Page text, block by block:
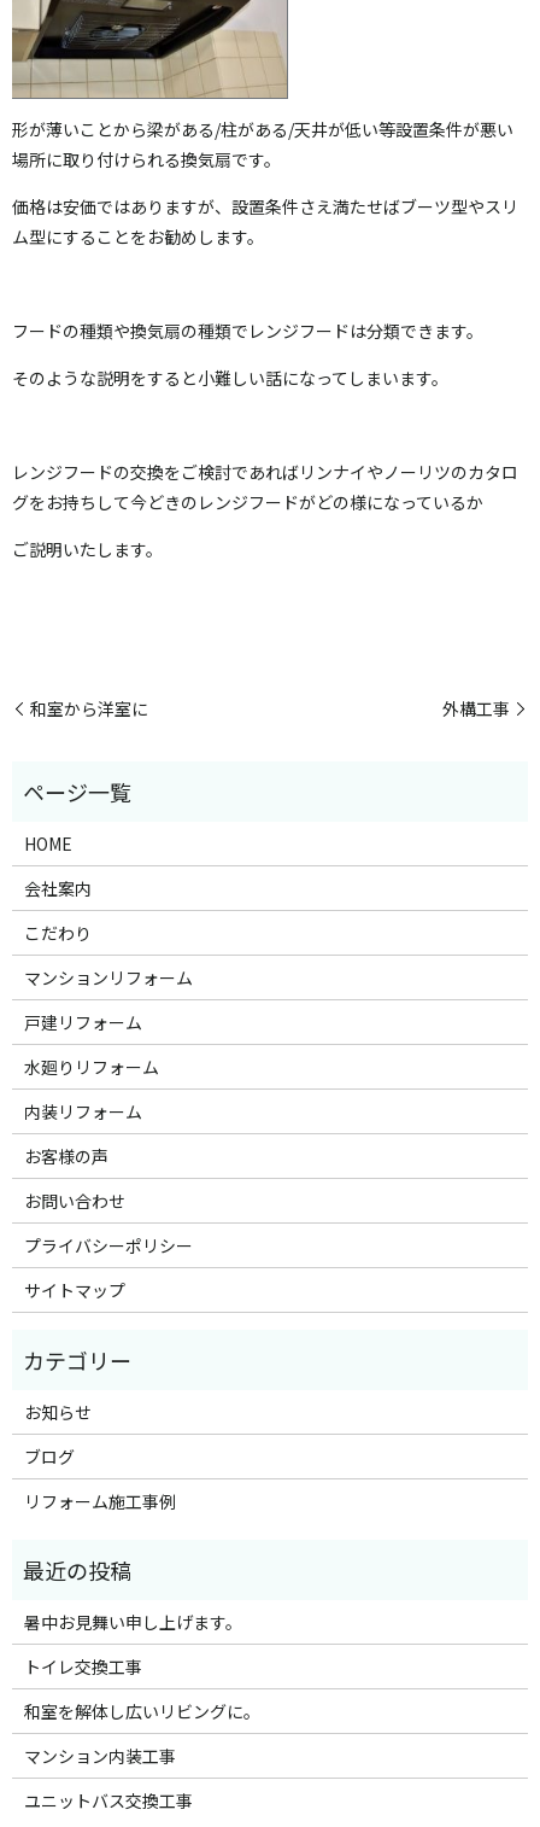
形が薄いことから梁がある/柱がある/天井が低い等設置条件が悪い
場所に取り付けられる換気扇です。
価格は安価ではありますが、設置条件さえ満たせばブーツ型やスリ
ム型にすることをお勧めします。
フードの種類や換気扇の種類でレンジフードは分類できます。
そのような説明をすると小難しい話になってしまいます。
レンジフードの交換をご検討であればリンナイやノーリツのカタロ
グをお持ちして今どきのレンジフードがどの様になっているか
ご説明いたします。
和室から洋室に 外構工事
HOME
会社案内
こだわり
マンションリフォーム
戸建リフォーム
水廻りリフォーム
内装リフォーム
お客様の声
お問い合わせ
プライバシーポリシー
サイトマップ
お知らせ
ブログ
リフォーム施工事例
暑中お見舞い申し上げます。
トイレ交換工事
和室を解体し広いリビングに。
マンション内装工事
ユニットバス交換工事